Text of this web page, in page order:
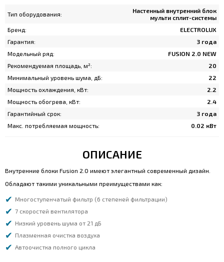
Тип оборудования:
Настенный внутренний блок
мульти сплит-системы
Бренд:
ELECTROLUX
Гарантия:
3 года
Модельный ряд:
FUSION 2.0 NEW
Рекомендуемая площадь, м²:
20
Минимальный уровень шума, дБ:
22
Мощность охлаждения, кВт:
2.2
Мощность обогрева, кВт:
2.4
Гарантийный срок:
3 года
Макс. потребляемая мощность:
0.02 кВт
ОПИСАНИЕ
Внутренние блоки Fusion 2.0 имеют элегантный современный дизайн.
Обладают такими уникальными преимуществами как:
Многоступенчатый фильтр (6 степеней фильтрации)
7 скоростей вентилятора
Низкий уровень шума от 21 дБ
Плазменная очистка воздуха
Автоочистка полного цикла